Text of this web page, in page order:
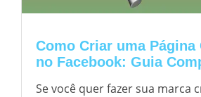
Como Criar uma Página
no Facebook: Guia
Se você quer fazer sua marca